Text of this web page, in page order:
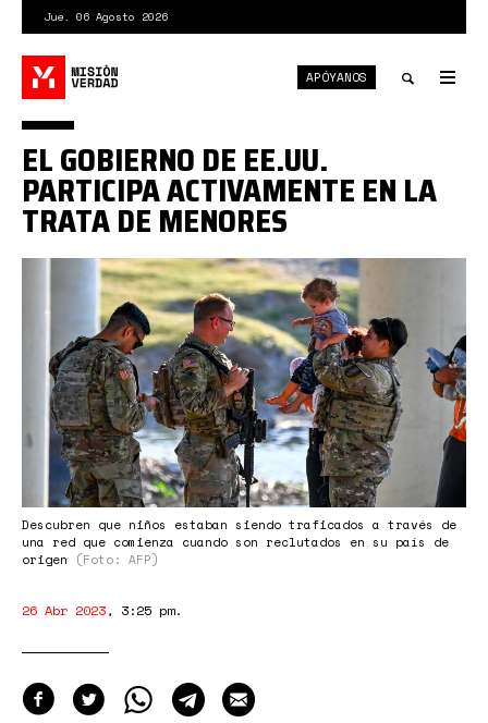
contenido
principal
Jue. 06 Agosto 2026
APÓYANOS
6449005fe9ff7111ec2f43d5.jpg
Descubren que niños estaban siendo traficados a través de
una red que comienza cuando son reclutados en su país de
origen
(Foto: AFP)
EL GOBIERNO DE EE.UU.
PARTICIPA ACTIVAMENTE EN LA
TRATA DE MENORES
26 Abr 2023, 3:25 pm.